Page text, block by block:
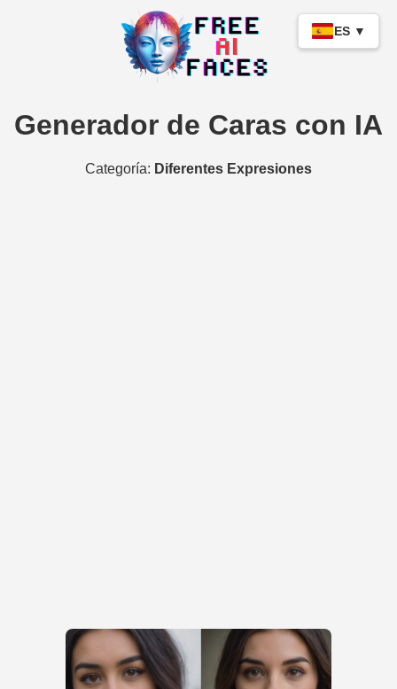
ES ▼
Generador de Caras con IA
Categoría: Diferentes Expresiones